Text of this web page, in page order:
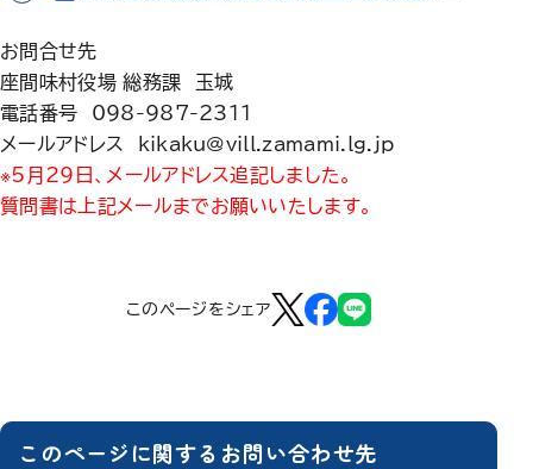
お問合せ先
座間味村役場 総務課 玉城
電話番号 098-987-2311
メールアドレス kikaku@vill.zamami.lg.jp
※5月29日、メールアドレス追記しました。
質問書は上記メールまでお願いいたします。
このページをシェア
このページに関するお問い合わせ先